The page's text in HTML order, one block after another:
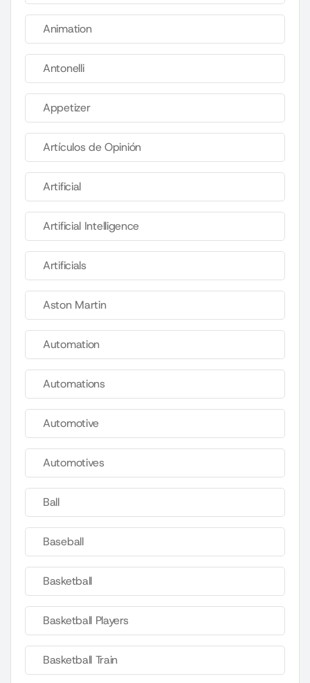
Animation
Antonelli
Appetizer
Artículos de Opinión
Artificial
Artificial Intelligence
Artificials
Aston Martin
Automation
Automations
Automotive
Automotives
Ball
Baseball
Basketball
Basketball Players
Basketball Train